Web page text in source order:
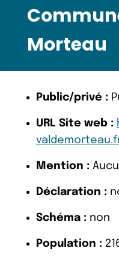
Morteau
Public/privé :
URL Site web :
Mention :
Déclaration :
Schéma : non
Population :